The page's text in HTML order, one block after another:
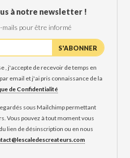
à notre newsletter !
mails pour être informé
, j'accepte de recevoir de temps en
email et j'ai pris connaissance de la
de Confidentialité
sous Mailchimp permettant
Vous pouvez à tout moment vous
lien de désinscription ou en nous